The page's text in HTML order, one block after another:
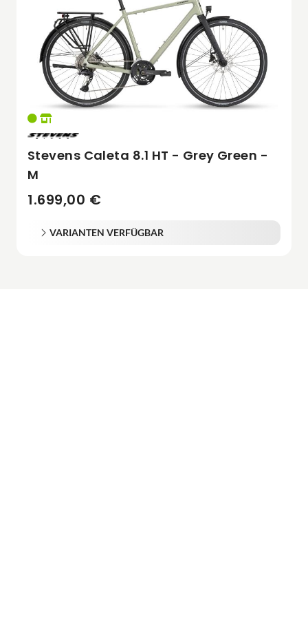
Stevens Caleta 8.1 HT - Grey Green -
M
1.699,00 €
VARIANTEN VERFÜGBAR